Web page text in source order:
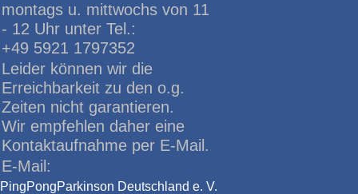
montags u. mittwochs von 11
- 12 Uhr unter Tel.:
+49 5921 1797352
Leider können wir die
Erreichbarkeit zu den o.g.
Zeiten nicht garantieren.
Wir empfehlen daher eine
Kontaktaufnahme per E-Mail.
E-Mail:
PingPongParkinson Deutschland e. V.